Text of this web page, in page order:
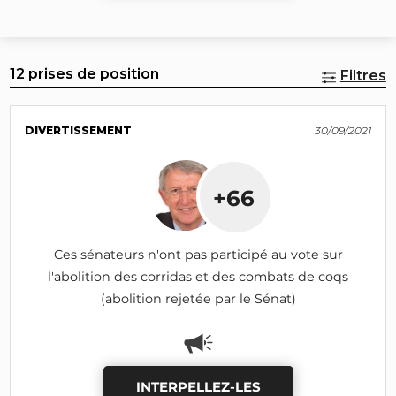
12 prises de position Filtres
DIVERTISSEMENT 30/09/2021
+66
Ces sénateurs n'ont pas participé au vote sur
l'abolition des corridas et des combats de coqs
(abolition rejetée par le Sénat)
INTERPELLEZ-LES